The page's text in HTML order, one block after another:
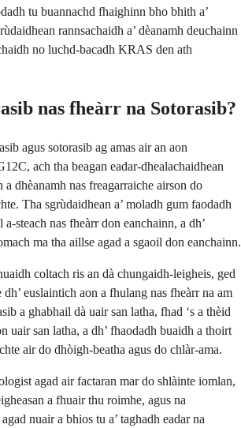
tu buannachd fhaighinn bho bhith a’
rannsachaidh a’ dèanamh deuchainn
no luchd-bacadh KRAS den ath
nas fheàrr na Sotorasib?
agus sotorasib ag amas air an aon
ach tha beagan eadar-dhealachaidhean
a dhèanamh nas freagarraiche airson do
Tha sgrùdaidhean a’ moladh gum faodadh
a-steach nas fheàrr don eanchainn, a dh’
ma tha aillse agad a sgaoil don eanchainn.
coltach ris an dà chungaidh-leigheis, ged
dh’ euslaintich aon a fhulang nas fheàrr na am
a ghabhail dà uair san latha, fhad ‘s a thèid
uair san latha, a dh’ fhaodadh buaidh a thoirt
air do dhòigh-beatha agus do chlàr-ama.
agad air factaran mar do shlàinte iomlan,
a fhuair thu roimhe, agus na
nuair a bhios tu a’ taghadh eadar na